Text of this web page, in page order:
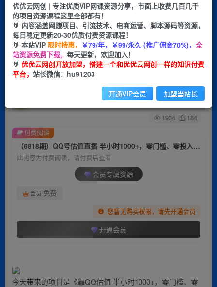
挂机 项目
脚本卡密
APP下载
GO
首页 创业课程 会员专属 正文
（6818期）QQ号估值直播 半小时1000+，零门
槛、零投入，喂饭式教学、小白首选
关注 私信
1934 184
（6818期）QQ号估值直播 半小时1000+，零门槛、零投入，喂饭式教学、小白首选
此内容为付费阅读，请付费后查看
会员专属资源
会员 免费
您暂无购买权限，请先开通会员
开通会员
付费阅读
今天带来的项目是《靠QQ估值 半小时1000+，零门槛、零
优优云网创 | 专注优质VIP网课资源分享，市面上收费几百几千
的项目资源课程这里全部都有！
🔰 内容涵盖网赚项目、引流技术、电商运营、脚本源码等资源，
每日稳定更新20-30优质付费资源课程！
🔰 本站VIP 限时特惠， ￥79/年，￥99/永久 (推广佣金70%)， 全
站资源免费下载， 每天更新，欢迎加入！
🔰 优优云网创开放加盟，搭建一个和优优云网创一样的知识付费
平台， 站长微信：hu91203
开通VIP会员 加盟当站长